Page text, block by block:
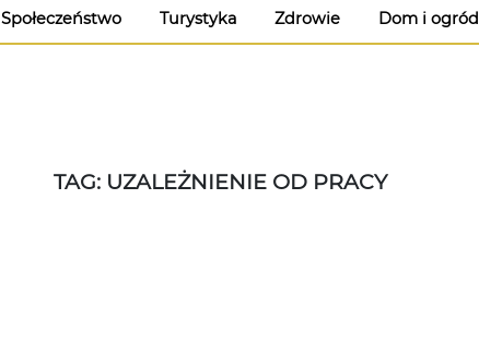
Społeczeństwo Turystyka Zdrowie Dom i ogród
TAG: UZALEŻNIENIE OD PRACY